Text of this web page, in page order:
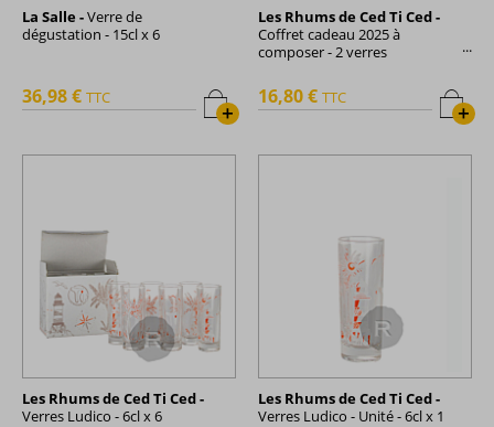
La Salle -Verre de
dégustation - 15cl x 6
+
36,98 € TTC
Les Rhums de Ced Ti Ced -
Coffret cadeau 2025 à
composer - 2 verres
+
16,80 € TTC
Les Rhums de Ced Ti Ced -
Verres Ludico - 6cl x 6
Les Rhums de Ced Ti Ced -
Verres Ludico - Unité - 6cl x 1